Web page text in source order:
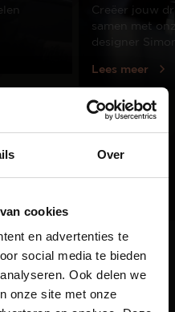
Over
cookies
en advertenties te
social media te bieden
Ook delen we
onze site met onze
Creëer jouw
samen met
designer
Lees meer